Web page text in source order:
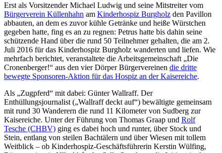
Erst als Vorsitzender Michael Ludwig und seine Mitstreiter vom
Bürgerverein Küllenhahn am Kinderhospiz Burgholz den Pavillon
abbauten, an dem es zuvor kühle Getränke und heiße Würstchen
gegeben hatte, fing es an zu regnen: Petrus hatte bis dahin seine
schützende Hand über die rund 50 Teilnehmer gehalten, die am 2.
Juli 2016 für das Kinderhospiz Burgholz wanderten und liefen. Wie
mehrfach berichtet, veranstaltete die Arbeitsgemeinschaft „Die
Cronenberger!“ aus den vier Dörper Bürgervereinen die dritte
bewegte Sponsoren-Aktion für das Hospiz an der Kaisereiche.
Als „Zugpferd“ mit dabei: Günter Wallraff. Der
Enthüllungsjournalist („Wallraff deckt auf“) bewältigte gemeinsam
mit rund 30 Wanderern die rund 11 Kilometer von Sudberg zur
Kaisereiche. Unter der Führung von Thomas Graap und Rolf
Tesche (CHBV) ging es dabei hoch und runter, über Stock und
Stein, entlang von steilen Bachtälern und über Wiesen mit tollem
Weitblick – ob Kinderhospiz-Geschäftsführerin Kerstin Wülfing,